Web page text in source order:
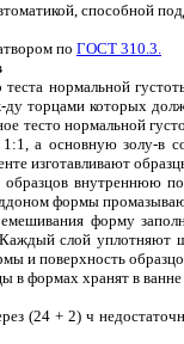
способной
по ГОСТ 310.3.
теста нормальной
ду торцами которых
тесто нормальной
а основную золу-в
изготавливают
образцов внутреннюю
формы
форму
слой уплотняют
и поверхность
в формах хранят в
(24 + 2) ч